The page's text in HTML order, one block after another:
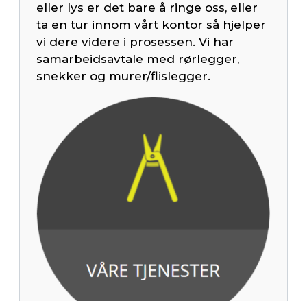
eller lys er det bare å ringe oss, eller
ta en tur innom vårt kontor så hjelper
vi dere videre i prosessen. Vi har
samarbeidsavtale med rørlegger,
snekker og murer/flislegger.